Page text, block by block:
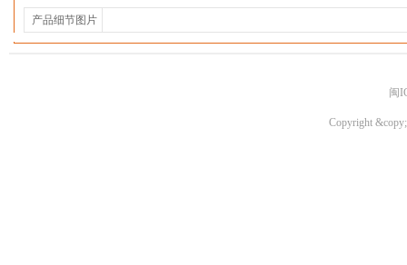
产品细节图片
闽
Copyright